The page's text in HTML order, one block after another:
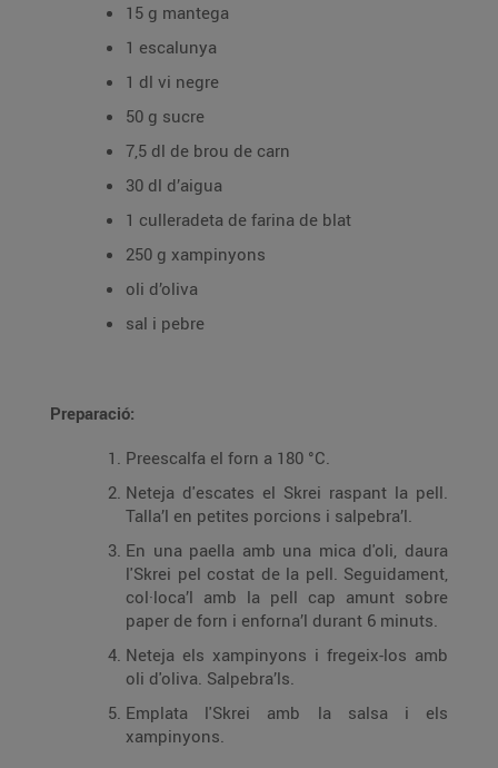
15 g mantega
1 escalunya
1 dl vi negre
50 g sucre
7,5 dl de brou de carn
30 dl d’aigua
1 culleradeta de farina de blat
250 g xampinyons
oli d’oliva
sal i pebre
Preparació:
Preescalfa el forn a 180 °C.
Neteja d'escates el Skrei raspant la pell.
Talla’l en petites porcions i salpebra’l.
En una paella amb una mica d'oli, daura
l'Skrei pel costat de la pell. Seguidament,
col·loca’l amb la pell cap amunt sobre
paper de forn i enforna’l durant 6 minuts.
Neteja els xampinyons i fregeix-los amb
oli d'oliva. Salpebra’ls.
Emplata l'Skrei amb la salsa i els
xampinyons.